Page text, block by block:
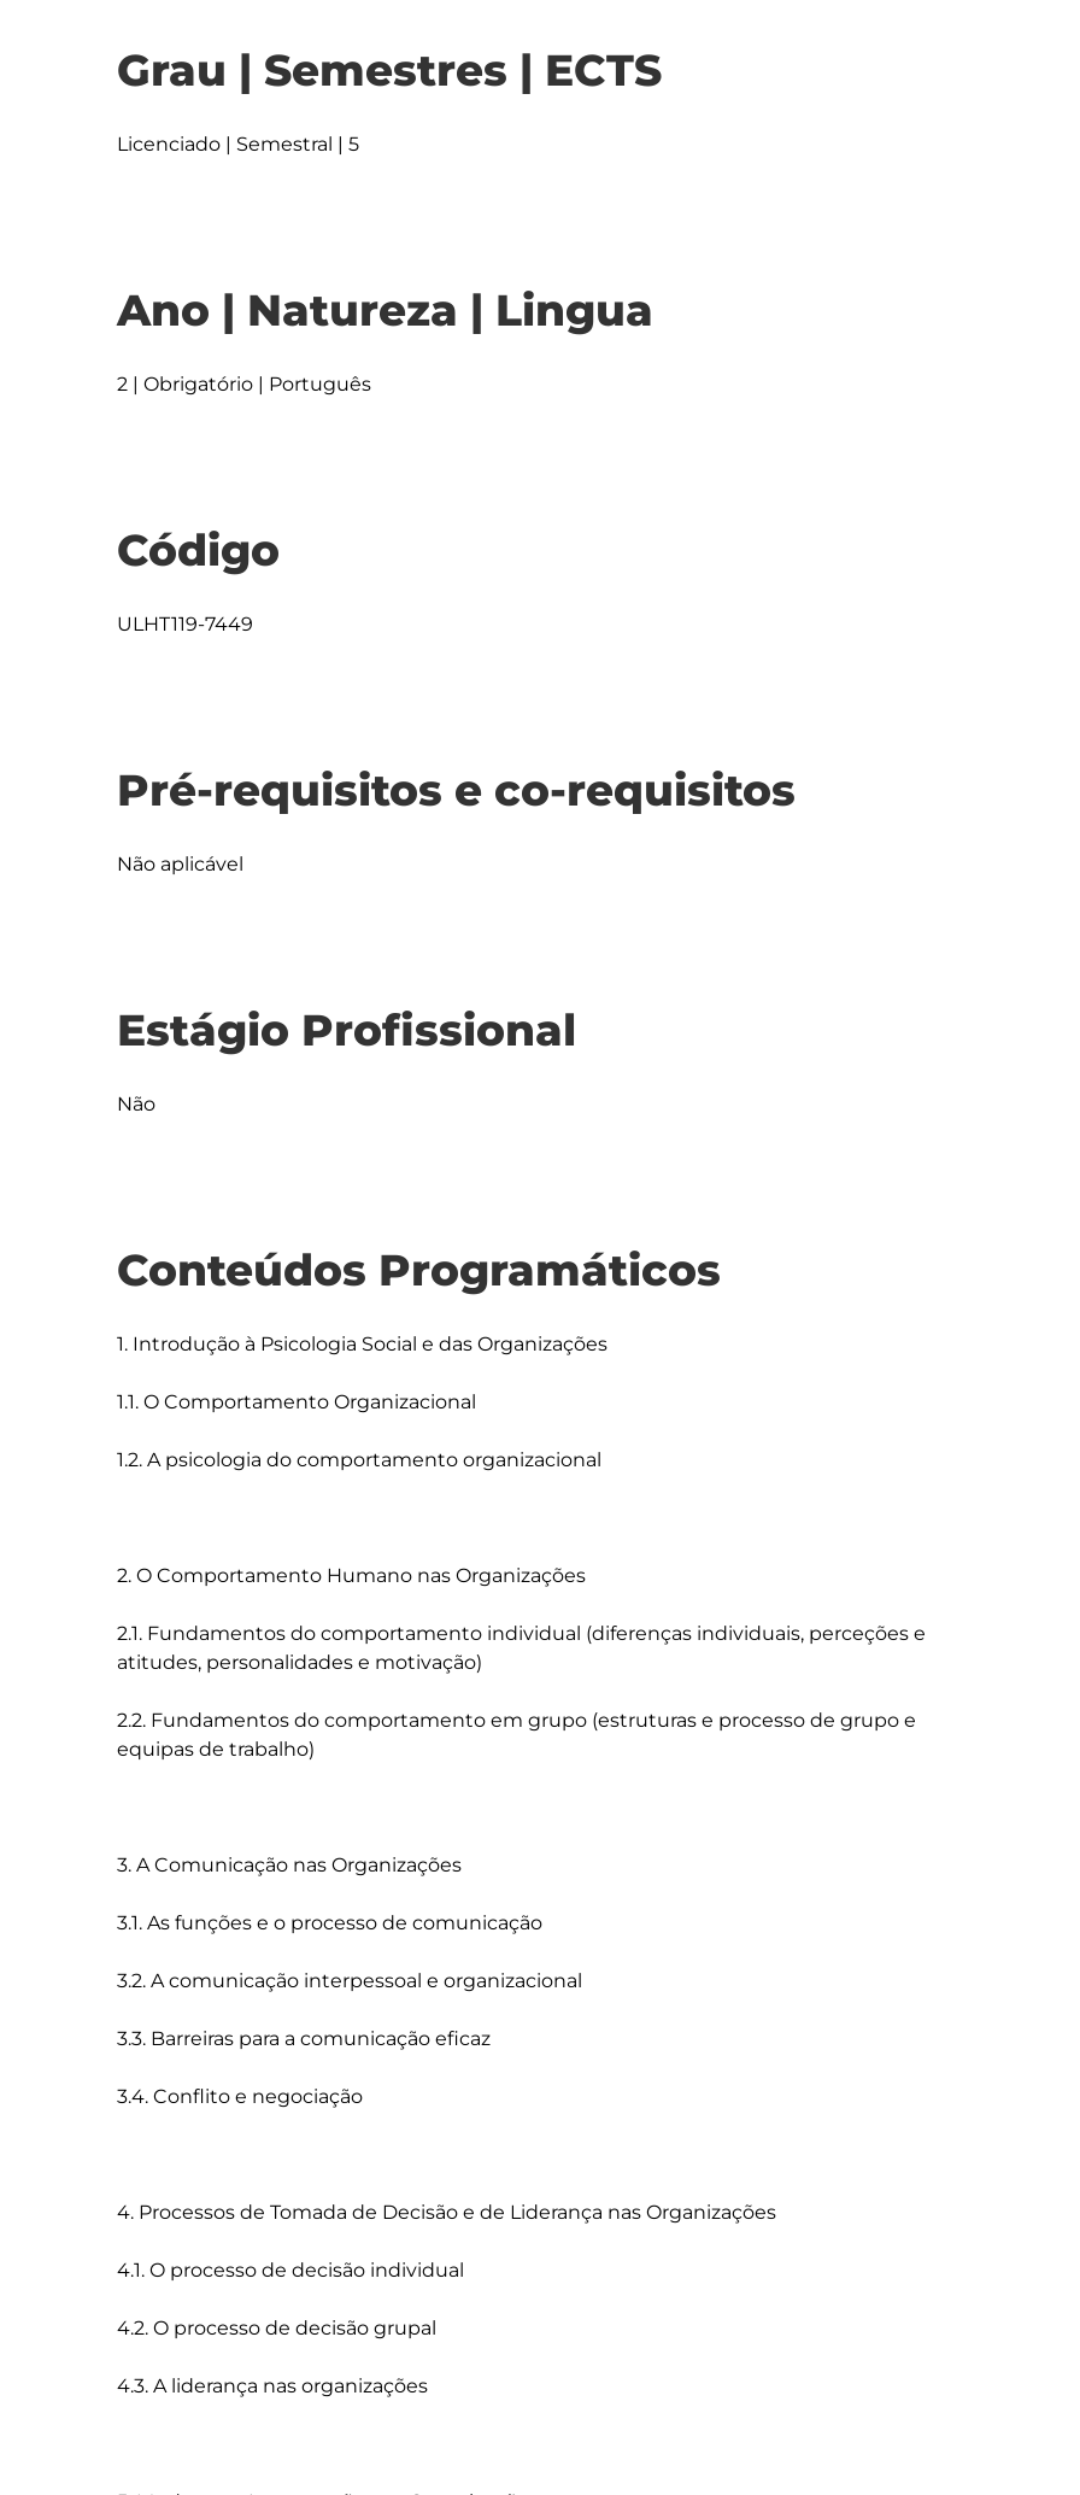
Grau | Semestres | ECTS
Licenciado | Semestral | 5
Ano | Natureza | Lingua
2 | Obrigatório | Português
Código
ULHT119-7449
Pré-requisitos e co-requisitos
Não aplicável
Estágio Profissional
Não
Conteúdos Programáticos
1. Introdução à Psicologia Social e das Organizações
1.1. O Comportamento Organizacional
1.2. A psicologia do comportamento organizacional
2. O Comportamento Humano nas Organizações
2.1. Fundamentos do comportamento individual (diferenças individuais, perceções e
atitudes, personalidades e motivação)
2.2. Fundamentos do comportamento em grupo (estruturas e processo de grupo e
equipas de trabalho)
3. A Comunicação nas Organizações
3.1. As funções e o processo de comunicação
3.2. A comunicação interpessoal e organizacional
3.3. Barreiras para a comunicação eficaz
3.4. Conflito e negociação
4. Processos de Tomada de Decisão e de Liderança nas Organizações
4.1. O processo de decisão individual
4.2. O processo de decisão grupal
4.3. A liderança nas organizações